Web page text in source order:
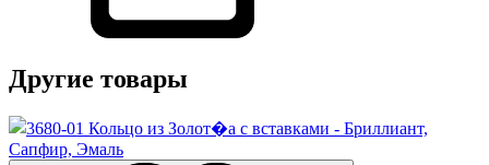
Другие товары